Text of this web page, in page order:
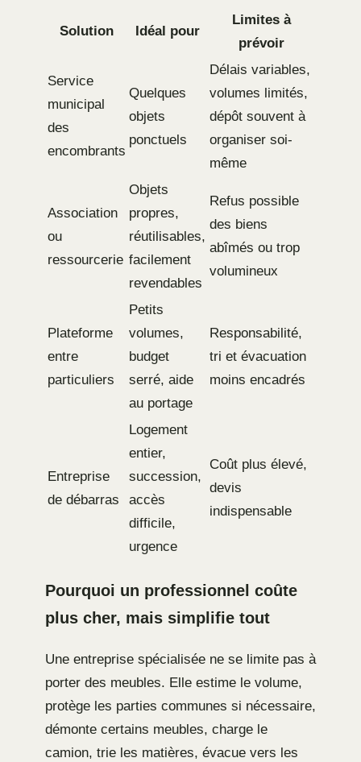
Solution Idéal pour
Limites à
prévoir
Service
municipal
des
encombrants
Quelques
objets
ponctuels
Délais variables,
volumes limités,
dépôt souvent à
organiser soi-
même
Association
ou
ressourcerie
Objets
propres,
réutilisables,
facilement
revendables
Refus possible
des biens
abîmés ou trop
volumineux
Plateforme
entre
particuliers
Petits
volumes,
budget
serré, aide
au portage
Responsabilité,
tri et évacuation
moins encadrés
Entreprise
de débarras
Logement
entier,
succession,
accès
difficile,
urgence
Coût plus élevé,
devis
indispensable
Pourquoi un professionnel coûte
plus cher, mais simplifie tout
Une entreprise spécialisée ne se limite pas à
porter des meubles. Elle estime le volume,
protège les parties communes si nécessaire,
démonte certains meubles, charge le
camion, trie les matières, évacue vers les